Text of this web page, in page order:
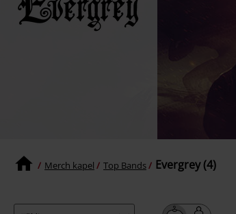
Merch kapel Top Bands Evergrey (4)